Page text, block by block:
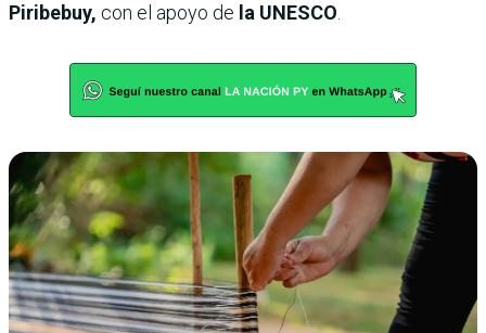
Piribebuy, con el apoyo de la UNESCO.